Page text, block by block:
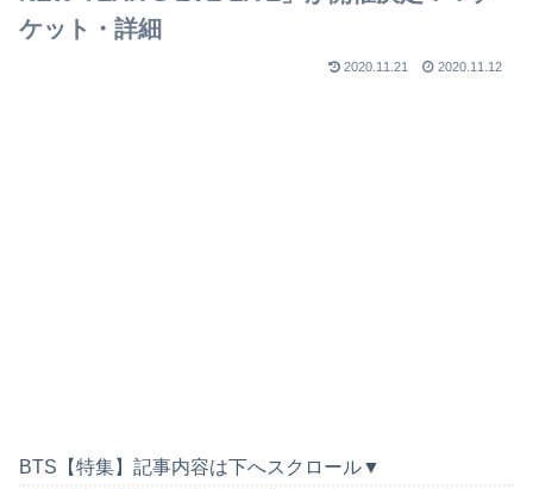
ケット・詳細
2020.11.21 2020.11.12
BTS【特集】記事内容は下へスクロール▼